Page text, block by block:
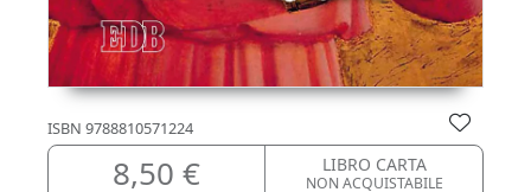
ISBN 9788810571224
8,50 € LIBRO CARTA
NON ACQUISTABILE